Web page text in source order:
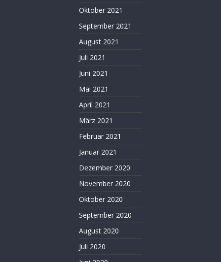
Oktober 2021
September 2021
August 2021
Juli 2021
Juni 2021
Mai 2021
April 2021
März 2021
Februar 2021
Januar 2021
Dezember 2020
November 2020
Oktober 2020
September 2020
August 2020
Juli 2020